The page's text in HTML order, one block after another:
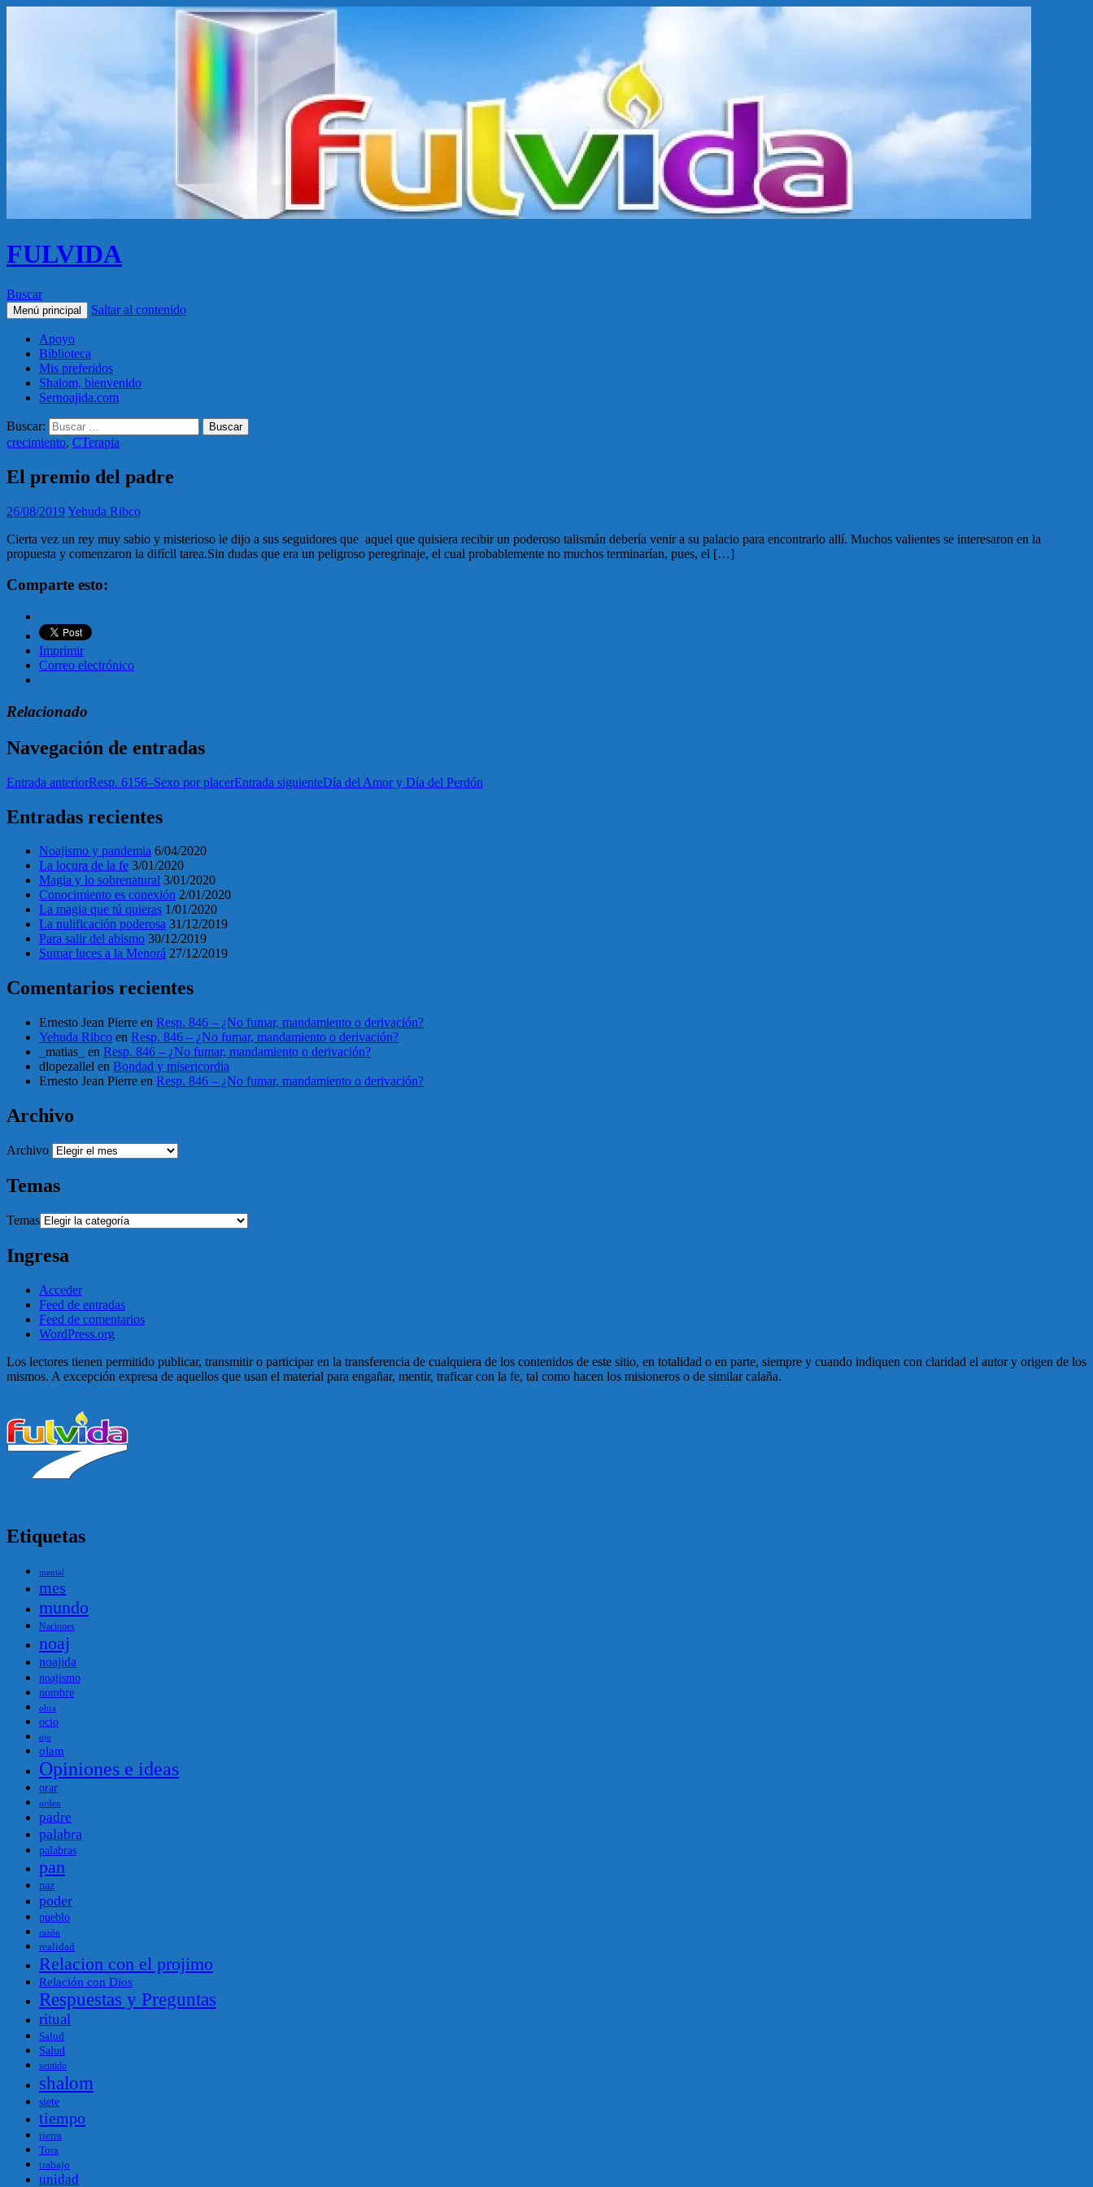
FULVIDA
Buscar
Menú principal Saltar al contenido
Apoyo
Biblioteca
Mis preferidos
Shalom, bienvenido
Sernoajida.com
Buscar:
crecimiento, CTerapia
El premio del padre
26/08/2019Yehuda Ribco
Cierta vez un rey muy sabio y misterioso le dijo a sus seguidores que aquel que quisiera recibir un poderoso talismán debería venir a su palacio para encontrarlo allí. Muchos valientes se interesaron en la
propuesta y comenzaron la difícil tarea.Sin dudas que era un peligroso peregrinaje, el cual probablemente no muchos terminarían, pues, el […]
Comparte esto:
Imprimir
Correo electrónico
Relacionado
Navegación de entradas
Entrada anteriorResp. 6156–Sexo por placerEntrada siguienteDía del Amor y Día del Perdón
Entradas recientes
Noajismo y pandemia 6/04/2020
La locura de la fe 3/01/2020
Magia y lo sobrenatural 3/01/2020
Conocimiento es conexión 2/01/2020
La magia que tú quieras 1/01/2020
La nulificación poderosa 31/12/2019
Para salir del abismo 30/12/2019
Sumar luces a la Menorá 27/12/2019
Comentarios recientes
Ernesto Jean Pierre en Resp. 846 – ¿No fumar, mandamiento o derivación?
Yehuda Ribco en Resp. 846 – ¿No fumar, mandamiento o derivación?
_matias_
en Resp. 846 – ¿No fumar, mandamiento o derivación?
dlopezallel en Bondad y misericordia
Ernesto Jean Pierre en Resp. 846 – ¿No fumar, mandamiento o derivación?
Archivo
Archivo
Temas
Temas
Ingresa
Acceder
Feed de entradas
Feed de comentarios
WordPress.org
Los lectores tienen permitido publicar, transmitir o participar en la transferencia de cualquiera de los contenidos de este sitio, en totalidad o en parte, siempre y cuando indiquen con claridad el autor y origen de los
mismos. A excepción expresa de aquellos que usan el material para engañar, mentir, traficar con la fe, tal como hacen los misioneros o de similar calaña.
Etiquetas
mental
mes
mundo
Naciones
noaj
noajida
noajismo
nombre
obra
ocio
ojo
olam
Opiniones e ideas
orar
orden
padre
palabra
palabras
pan
paz
poder
pueblo
razón
realidad
Relacion con el projimo
Relación con Dios
Respuestas y Preguntas
ritual
Salud
Salud
sentido
shalom
siete
tiempo
tierra
Tora
trabajo
unidad